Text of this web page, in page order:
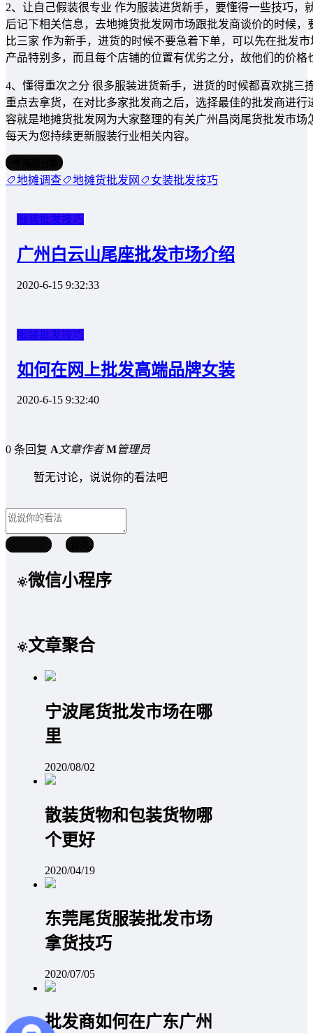
2、让自己假装很专业 作为服装进货新手，要懂得一些技巧
后记下相关信息，去地摊货批发网市场跟批发商谈价的时候
比三家 作为新手，进货的时候不要急着下单，可以先在批发
产品特别多，而且每个店铺的位置有优劣之分，故他们的价
4、懂得重次之分 很多服装进货新手，进货的时候都喜欢挑
重点去拿货，在对比多家批发商之后，选择最佳的批发商进
容就是地摊货批发网为大家整理的有关广州昌岗尾货批发市
每天为您持续更新服装行业相关内容。
地摊调查 地摊货批发网 女装批发技巧
服装批发技巧
广州白云山尾座批发市场介绍
2020-6-15 9:32:33
服装批发技巧
如何在网上批发高端品牌女装
2020-6-15 9:32:40
0 条回复 A文章作者 M管理员
暂无讨论，说说你的看法吧
微信小程序
文章聚合
宁波尾货批发市场在哪
里
2020/08/02
散装货物和包装货物哪
个更好
2020/04/19
东莞尾货服装批发市场
拿货技巧
2020/07/05
批发商如何在广东广州